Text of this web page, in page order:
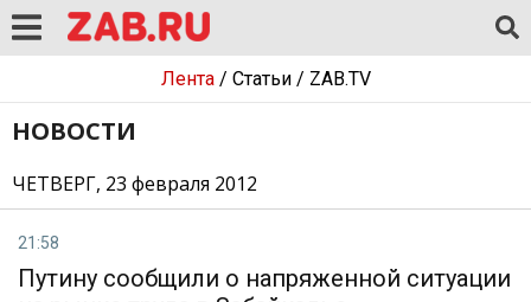
Лента/ Статьи/ ZAB.TV
НОВОСТИ
ЧЕТВЕРГ, 23 февраля 2012
21:58
Путину сообщили о напряженной ситуации